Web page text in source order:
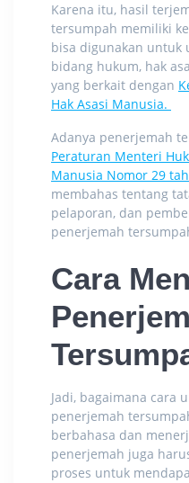
Karena itu, hasil
tersumpah memiliki
bisa digunakan untuk
bidang hukum, hak
yang berkait dengan
Hak Asasi Manusia.
Adanya penerjemah
Peraturan Menteri
Manusia Nomor 29
membahas tentang
pelaporan, dan
penerjemah
Cara
Jadi, bagaimana cara
penerjemah
berbahasa dan
penerjemah juga
proses untuk